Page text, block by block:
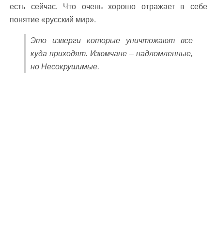
есть сейчас. Что очень хорошо отражает в себе
понятие «русский мир».
Это изверги которые уничтожают все
куда приходят. Изюмчане – надломленные,
но Несокрушимые.